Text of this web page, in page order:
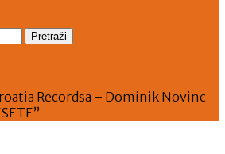
Recordsa – Dominik Novinc